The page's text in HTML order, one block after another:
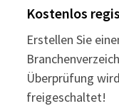
Kostenlos
Erstellen Sie
Überprüfung
freigeschaltet!